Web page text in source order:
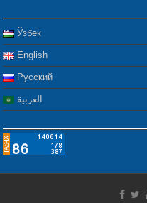
Ўзбек
English
Русский
العربية